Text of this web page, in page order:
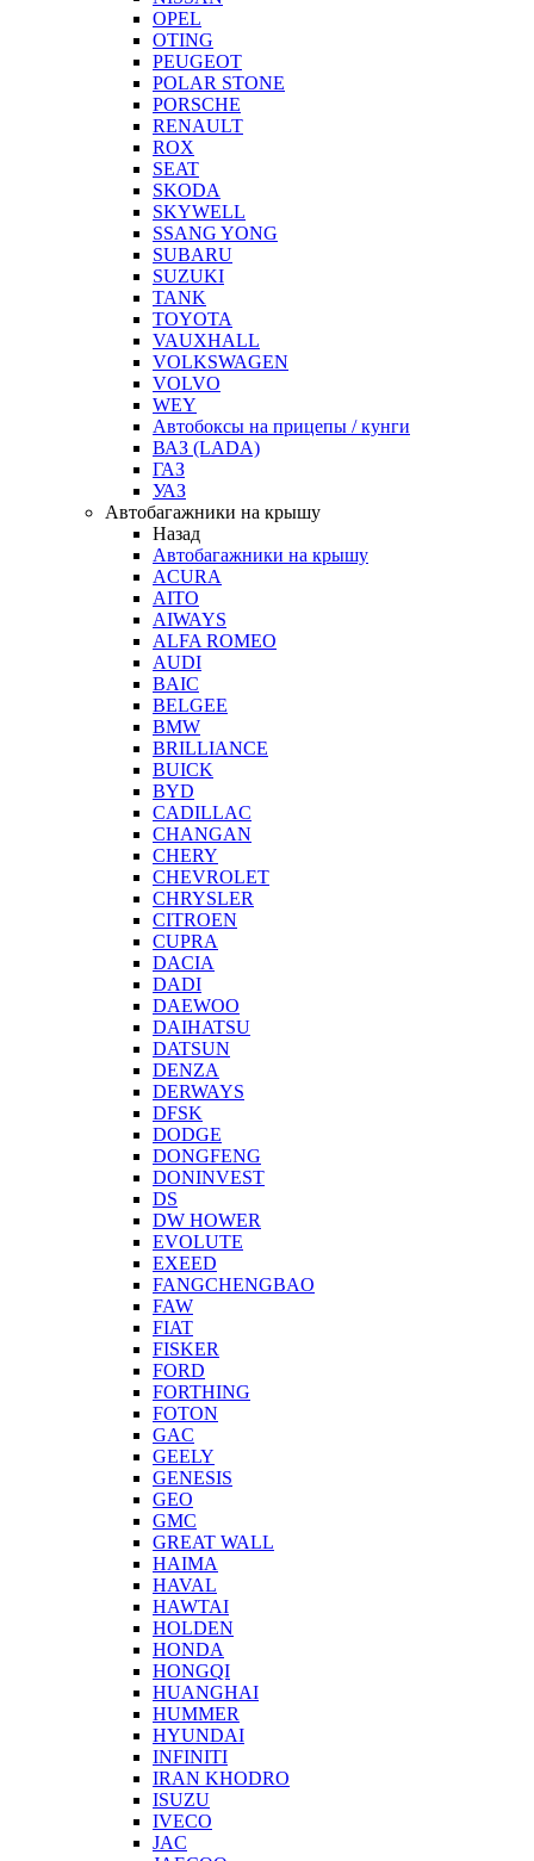
OPEL
OTING
PEUGEOT
POLAR STONE
PORSCHE
RENAULT
ROX
SEAT
SKODA
SKYWELL
SSANG YONG
SUBARU
SUZUKI
TANK
TOYOTA
VAUXHALL
VOLKSWAGEN
VOLVO
WEY
Автобоксы на прицепы / кунги
ВАЗ (LADA)
ГАЗ
УАЗ
Автобагажники на крышу
Назад
Автобагажники на крышу
ACURA
AITO
AIWAYS
ALFA ROMEO
AUDI
BAIC
BELGEE
BMW
BRILLIANCE
BUICK
BYD
CADILLAC
CHANGAN
CHERY
CHEVROLET
CHRYSLER
CITROEN
CUPRA
DACIA
DADI
DAEWOO
DAIHATSU
DATSUN
DENZA
DERWAYS
DFSK
DODGE
DONGFENG
DONINVEST
DS
DW HOWER
EVOLUTE
EXEED
FANGCHENGBAO
FAW
FIAT
FISKER
FORD
FORTHING
FOTON
GAC
GEELY
GENESIS
GEO
GMC
GREAT WALL
HAIMA
HAVAL
HAWTAI
HOLDEN
HONDA
HONGQI
HUANGHAI
HUMMER
HYUNDAI
INFINITI
IRAN KHODRO
ISUZU
IVECO
JAC